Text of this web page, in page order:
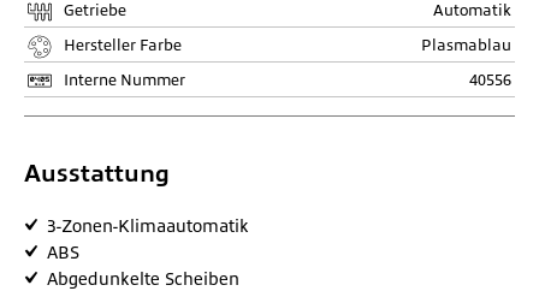
Getriebe
Automatik
Hersteller Farbe
Plasmablau
Interne Nummer
40556
Ausstattung
3-Zonen-Klimaautomatik
ABS
Abgedunkelte Scheiben